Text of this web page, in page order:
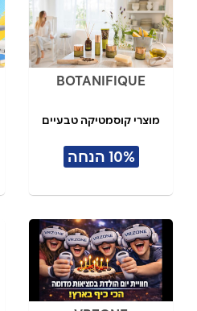
BOTANIFIQUE
מוצרי קוסמטיקה טבעיים
10% הנחה